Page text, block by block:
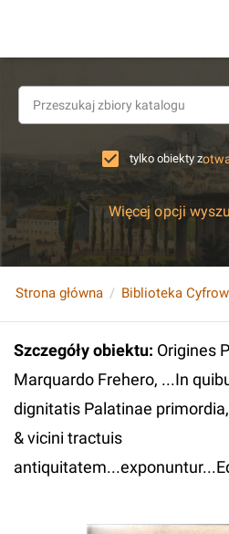
tylko obiekty z
Więcej opcji
Strona główna Biblioteka
Szczegóły obiektu: Origines
Marquardo Frehero, ...In
dignitatis Palatinae
& vicini tractuis